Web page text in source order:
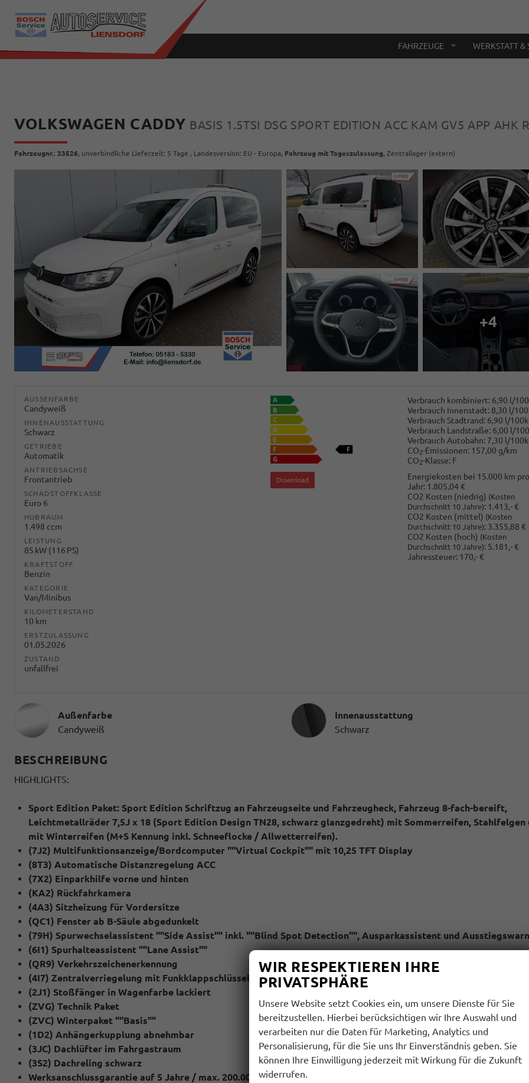
FAHRZEUGE WERKSTATT &
VOLKSWAGEN CADDY BASIS 1.5TSI DSG SPORT EDITION ACC KAM GV5 APP AHK
Fahrzeugnr.: 33526, unverbindliche Lieferzeit: 5 Tage , Landesversion: EU - Europa, Fahrzeug mit Tageszulassung, Zentrallager (extern)
+4
AUSSENFARBE
Candyweiß
INNENAUSSTATTUNG
Schwarz
GETRIEBE
Automatik
ANTRIEBSACHSE
Frontantrieb
SCHADSTOFFKLASSE
Euro 6
HUBRAUM
1.498 ccm
LEISTUNG
85 kW (116 PS)
KRAFTSTOFF
Benzin
KATEGORIE
Van/Minibus
KILOMETERSTAND
10 km
ERSTZULASSUNG
01.05.2026
ZUSTAND
unfallfrei
Verbrauch kombiniert: 6,90 l/
Verbrauch Innenstadt: 8,30 l/
Verbrauch Stadtrand: 6,90 l/
Verbrauch Landstraße: 6,00 l/
Verbrauch Autobahn: 7,30 l/
CO2-Emissionen: 157,00 g/km
CO2-Klasse: F
Download
Energiekosten bei 15.000 km pro
Jahr: 1.805,04 €
CO2 Kosten (niedrig) (Kosten
Durchschnitt 10 Jahre): 1.413,- €
CO2 Kosten (mittel) (Kosten
Durchschnitt 10 Jahre): 3.355,88 €
CO2 Kosten (hoch) (Kosten
Durchschnitt 10 Jahre): 5.181,- €
Jahressteuer: 170,- €
Außenfarbe
Candyweiß
InnenausstattungInnenausstattung
Schwarz
BESCHREIBUNG
HIGHLIGHTS:
Sport Edition Paket: Sport Edition Schriftzug an Fahrzeugseite und Fahrzeugheck, Fahrzeug 8-fach-bereift,
Leichtmetallräder 7,5J x 18 (Sport Edition Design TN28, schwarz glanzgedreht) mit Sommerreifen, Stahlfelgen
mit Winterreifen (M+S Kennung inkl. Schneeflocke / Allwetterreifen).
(7J2) Multifunktionsanzeige/Bordcomputer ""Virtual Cockpit"" mit 10,25 TFT Display
(8T3) Automatische Distanzregelung ACC
(7X2) Einparkhilfe vorne und hinten
(KA2) Rückfahrkamera
(4A3) Sitzheizung für Vordersitze
(QC1) Fenster ab B-Säule abgedunkelt
(79H) Spurwechselassistent ""Side Assist"" inkl. ""Blind Spot Detection"", Ausparkassistent und
(6I1) Spurhalteassistent ""Lane Assist""
(QR9) Verkehrszeichenerkennung
(4I7) Zentralverriegelung mit Funkklappschlüssel inkl. Keyless Start (Schlüsselloses starten)
(2J1) Stoßfänger in Wagenfarbe lackiert
(ZVG) Technik Paket
(ZVC) Winterpaket ""Basis""
(1D2) Anhängerkupplung abnehmbar
(3JC) Dachlüfter im Fahrgastraum
(3S2) Dachreling schwarz
Werksanschlussgarantie auf 5 Jahre / max. 200.000 Km
WIR RESPEKTIEREN IHRE
PRIVATSPHÄRE
Unsere Website setzt Cookies ein, um unsere Dienste für Sie
bereitzustellen. Hierbei berücksichtigen wir Ihre Auswahl und
verarbeiten nur die Daten für Marketing, Analytics und
Personalisierung, für die Sie uns Ihr Einverständnis geben. Sie
können Ihre Einwilligung jederzeit mit Wirkung für die Zukunft
widerrufen.